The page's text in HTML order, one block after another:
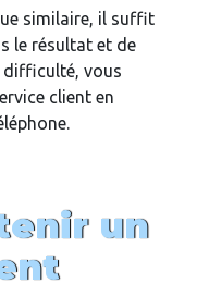
similaire, il suffit
le résultat et de
difficulté, vous
client en
un